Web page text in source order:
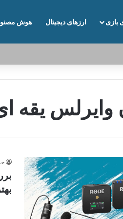
بازی ارزهای دیجیتال هوش
وایرلس یقه